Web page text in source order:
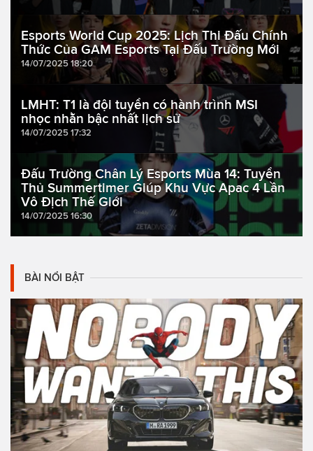
Esports World Cup 2025: Lịch Thi Đấu Chính
Thức Của GAM Esports Tại Đấu Trường Mới
14/07/2025 18:20
LMHT: T1 là đội tuyển có hành trình MSI
nhọc nhằn bậc nhất lịch sử
14/07/2025 17:32
Đấu Trường Chân Lý Esports Mùa 14: Tuyển
Thủ Summertimer Giúp Khu Vực Apac 4 Lần
Vô Địch Thế Giới
14/07/2025 16:30
BÀI NỔI BẬT